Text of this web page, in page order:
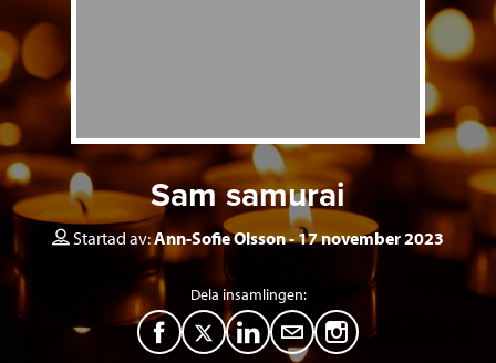
Sam samurai
Startad av:Ann-Sofie Olsson 17 november 2023
Dela insamlingen:
F
T
L
M